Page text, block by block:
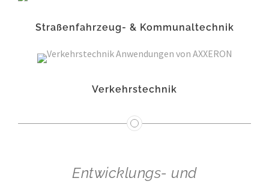
Straßenfahrzeug- & Kommunaltechnik
Verkehrstechnik
Entwicklungs- und